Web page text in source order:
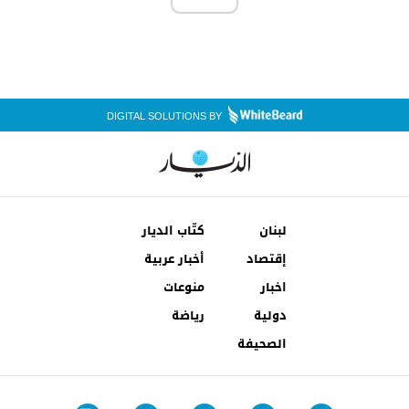
DIGITAL SOLUTIONS BY
لبنان
كتّاب الديار
إقتصاد
أخبار عربية
اخبار
دولية
منوعات
رياضة
الصحيفة